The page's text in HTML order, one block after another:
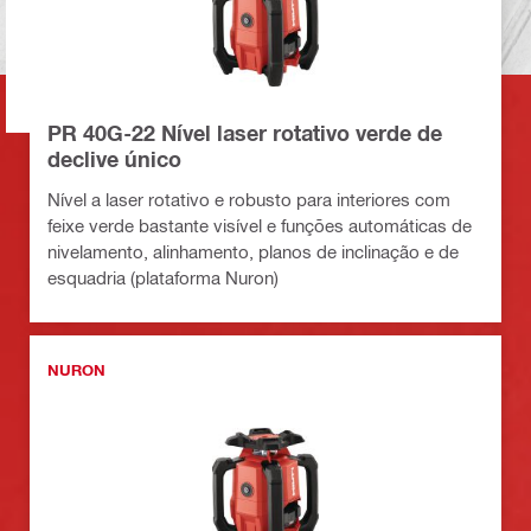
PR 40G-22 Nível laser rotativo verde de
declive único
Nível a laser rotativo e robusto para interiores com
feixe verde bastante visível e funções automáticas de
nivelamento, alinhamento, planos de inclinação e de
esquadria (plataforma Nuron)
NURON